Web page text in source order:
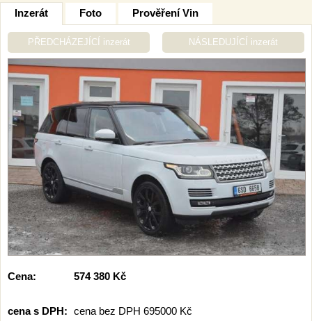
Inzerát Foto Prověření Vin
PŘEDCHÁZEJÍCÍ inzerát NÁSLEDUJÍCÍ inzerát
Cena: 574 380 Kč
cena bez DPH
cena s DPH:
695000 Kč